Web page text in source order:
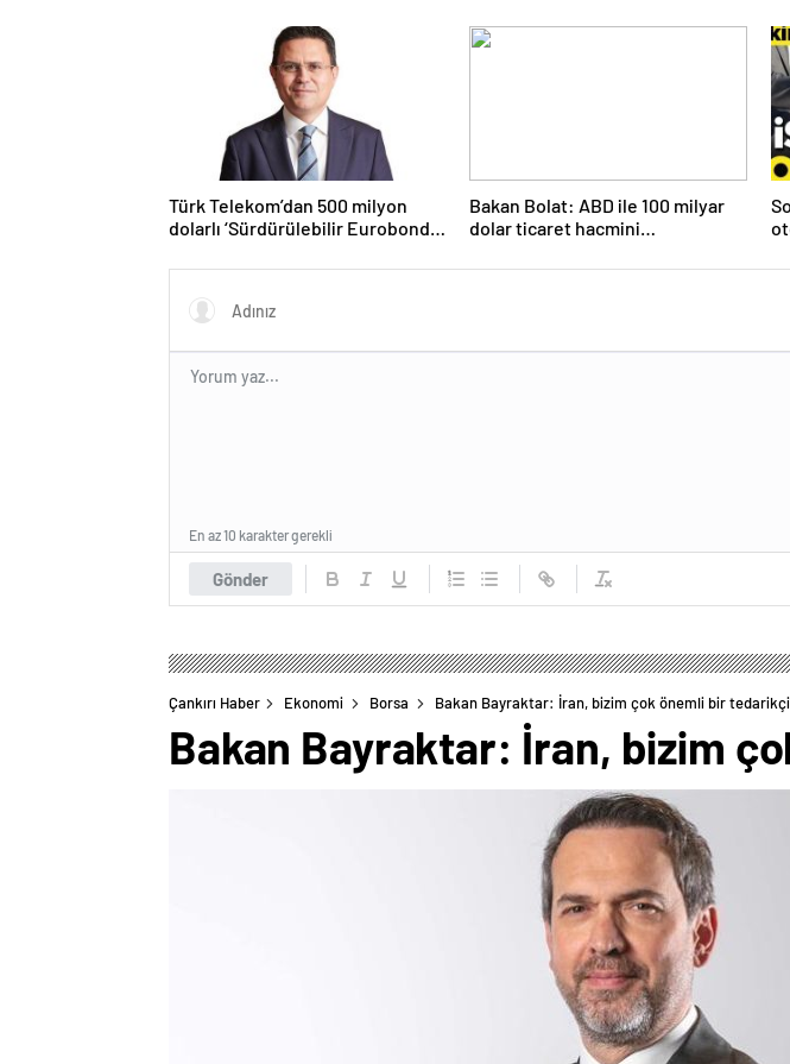
lavabo Türkiye’den
Türk Telekom’dan 500 milyon
dolarlı ‘Sürdürülebilir Eurobond’
Bakan Bolat: ABD ile 100 milyar
dolar ticaret hacmini
Gönder
En az 10 karakter gerekli
Çankırı Haber Ekonomi Borsa Bakan Bayraktar: İran, bizim çok önemli bir
Bakan Bayraktar: İran, bizim